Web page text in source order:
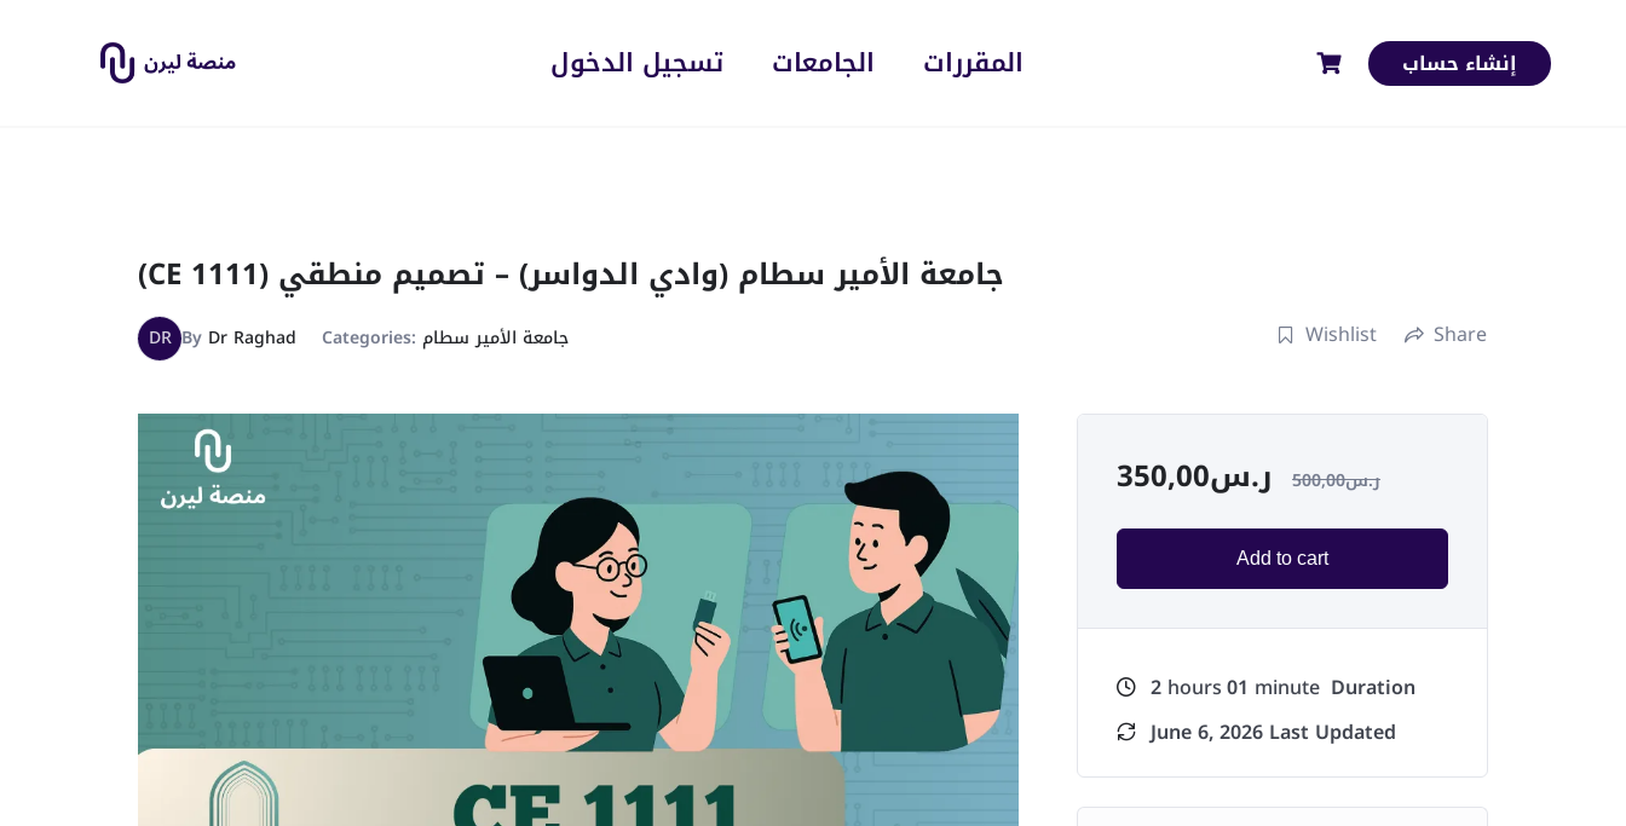
تسجيل الدخول الجامعات المقررات إنشاء حساب
(CE 1111) جامعة الأمير سطام (وادي الدواسر) – تصميم منطقي
DR By Dr Raghad Categories: جامعة الأمير سطام Wishlist Share
ر.س350,00 ر.س500,00
Add to cart
2hours01 minute Duration
June 6, 2026 Last Updated